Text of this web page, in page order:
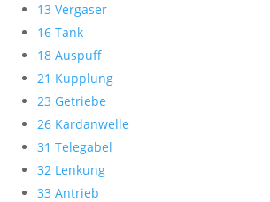
13 Vergaser
16 Tank
18 Auspuff
21 Kupplung
23 Getriebe
26 Kardanwelle
31 Telegabel
32 Lenkung
33 Antrieb